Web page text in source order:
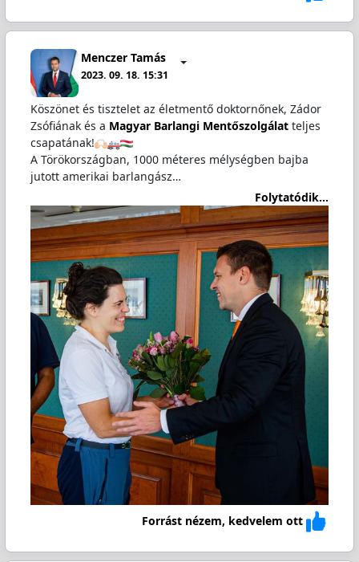
Menczer Tamás
2023. 09. 18. 15:31
Köszönet és tisztelet az életmentő doktornőnek, Zádor
Zsófiának és a Magyar Barlangi Mentőszolgálatteljes
csapatának!
A Törökországban, 1000 méteres mélységben bajba
jutott amerikai barlangász…
Folytatódik...
Forrást nézem, kedvelem ott